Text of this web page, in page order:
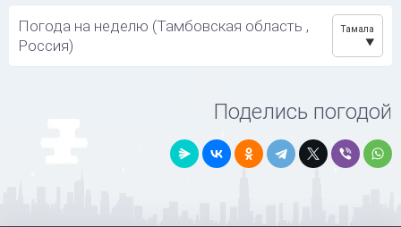
Погода на неделю (Тамбовская область ,
Россия)
Тамала
Поделись погодой